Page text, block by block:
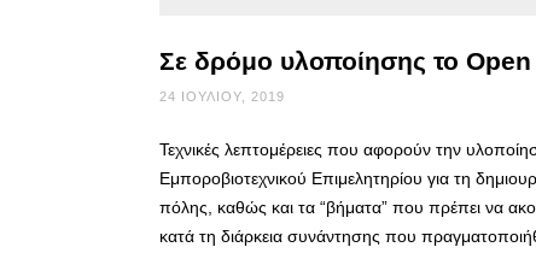
Σε δρόμο υλοποίησης το
24 ΙΟΥΛΊΟΥ, 2019
Τεχνικές λεπτομέρειες που αφορούν την
Εμποροβιοτεχνικού Επιμελητηρίου για τη
πόλης, καθώς και τα “βήματα” που πρέπει να
κατά τη διάρκεια συνάντησης που